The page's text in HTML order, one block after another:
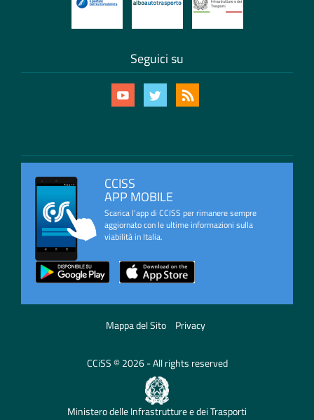
Seguici su
CCISS
APP MOBILE
Scarica l'app di CCISS per rimanere sempre
aggiornato con le ultime informazioni sulla
viabilità in Italia.
Mappa del Sito Privacy
CCiSS © 2026 - All rights reserved
Ministero delle Infrastrutture e dei Trasporti